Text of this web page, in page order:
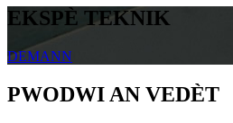
EKSPÈ TEKNIK
DEMANN
PWODWI AN VEDÈT